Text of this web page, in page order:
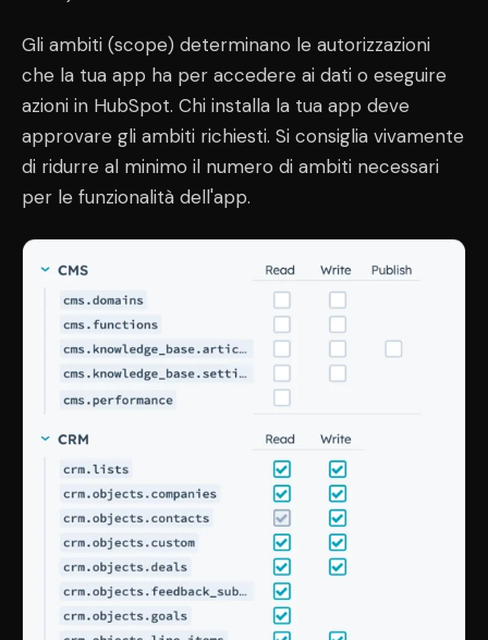
Gli ambiti (scope) determinano le autorizzazioni
che la tua app ha per accedere ai dati o eseguire
azioni in HubSpot. Chi installa la tua app deve
approvare gli ambiti richiesti. Si consiglia vivamente
di ridurre al minimo il numero di ambiti necessari
per le funzionalità dell'app.